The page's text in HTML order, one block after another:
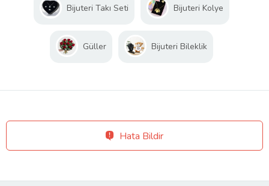
Bijuteri Takı Seti Bijuteri Kolye
Güller Bijuteri Bileklik
Hata Bildir